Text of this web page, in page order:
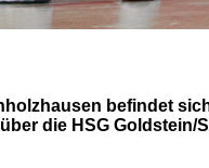
befindet
die HSG